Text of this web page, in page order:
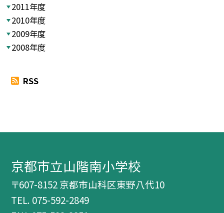
2011年度
2010年度
2009年度
2008年度
RSS
京都市立山階南小学校
〒607-8152 京都市山科区東野八代10
TEL. 075-592-2849